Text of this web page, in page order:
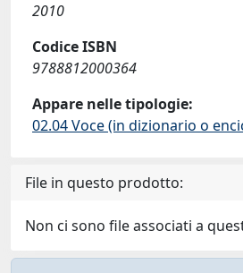
2010
Codice ISBN
9788812000364
Appare nelle tipologie:
02.04 Voce (in dizionario o
File in questo prodotto:
Non ci sono file associati a